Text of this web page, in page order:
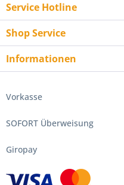
Service Hotline
Shop Service
Informationen
Vorkasse
SOFORT Überweisung
Giropay